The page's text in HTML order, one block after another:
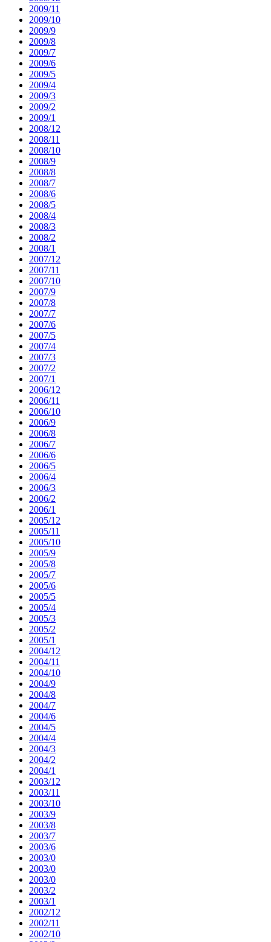
2009/11
2009/10
2009/9
2009/8
2009/7
2009/6
2009/5
2009/4
2009/3
2009/2
2009/1
2008/12
2008/11
2008/10
2008/9
2008/8
2008/7
2008/6
2008/5
2008/4
2008/3
2008/2
2008/1
2007/12
2007/11
2007/10
2007/9
2007/8
2007/7
2007/6
2007/5
2007/4
2007/3
2007/2
2007/1
2006/12
2006/11
2006/10
2006/9
2006/8
2006/7
2006/6
2006/5
2006/4
2006/3
2006/2
2006/1
2005/12
2005/11
2005/10
2005/9
2005/8
2005/7
2005/6
2005/5
2005/4
2005/3
2005/2
2005/1
2004/12
2004/11
2004/10
2004/9
2004/8
2004/7
2004/6
2004/5
2004/4
2004/3
2004/2
2004/1
2003/12
2003/11
2003/10
2003/9
2003/8
2003/7
2003/6
2003/0
2003/0
2003/0
2003/2
2003/1
2002/12
2002/11
2002/10